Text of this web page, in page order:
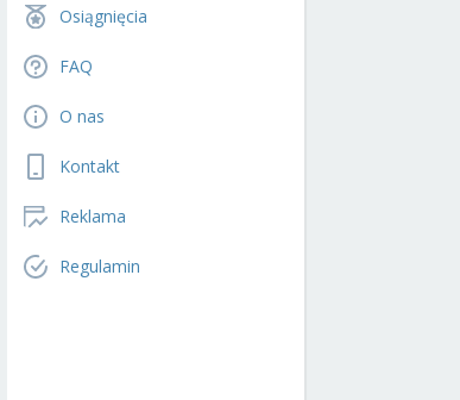
Osiągnięcia
FAQ
O nas
Kontakt
Reklama
Regulamin